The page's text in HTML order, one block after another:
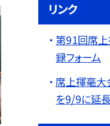
リンク
第91回席
録フォーム
席上揮毫
を9/9に延長